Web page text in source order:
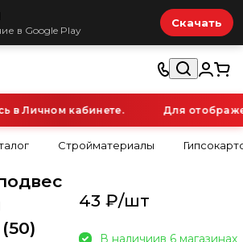
в Google Play
Скачать
Личном кабинете. Для
Стройматериалы
43 ₽/шт
В наличиив 6 магазинах